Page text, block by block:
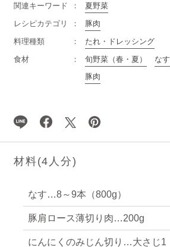
関連キーワード
夏野菜
レシピカテゴリ
豚肉
料理種類
たれ・ドレッシング
食材
旬野菜（春・夏） なす
豚肉
材料(4 人分)
なす…8～9本（800g）
豚肩ロース薄切り肉…200g
にんにくのみじん切り…大さじ1